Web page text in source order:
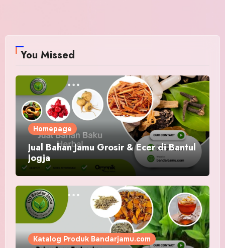
You Missed
Homepage
Jual Bahan Jamu Grosir & Ecer di Bantul
Jogja
Katalog Produk Bandarjamu.com